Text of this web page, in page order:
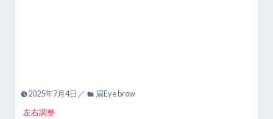
2025年7月4日／
眉Eye brow
左右調整